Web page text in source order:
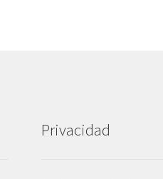
Privacidad